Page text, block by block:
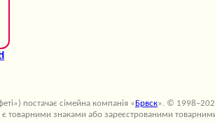
постачає сімейна компанія « Брвск». ©
товарними знаками або зареєстрованими